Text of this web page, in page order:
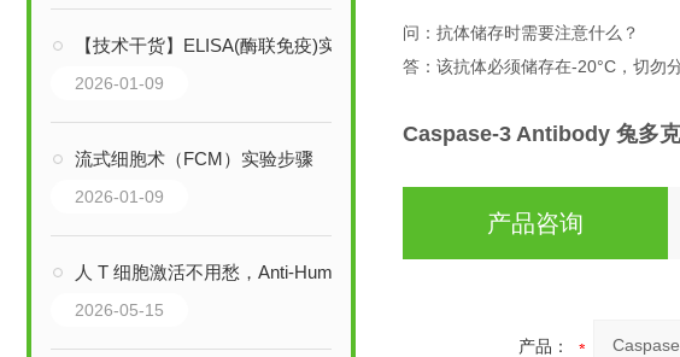
【技术干货】ELISA(酶联免疫)实验步骤
2026-01-09
流式细胞术（FCM）实验步骤
2026-01-09
人 T 细胞激活不用愁，Anti-Human CD3+CD28 抗体协同增效
2026-05-15
问：抗体储存时需要注意什么？
答：该抗体必须储存在-20°C，切勿
Caspase-3 Antibody 兔多
产品咨询
产品：